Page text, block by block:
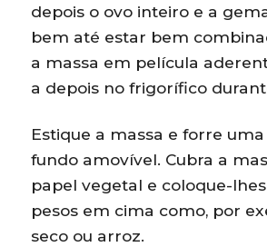
depois o ovo inteiro e a
bem até estar bem
a massa em película
a depois no frigorífico
Estique a massa e forre
fundo amovível. Cubra a
papel vegetal e coloque-
pesos em cima como, por
seco ou arroz.